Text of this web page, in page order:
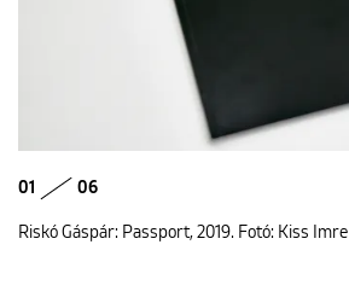
01 06
Riskó Gáspár: Passport, 2019. Fotó: Kiss Imre